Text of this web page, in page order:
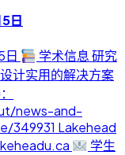
日
日
学术信息 研究
计实用的解决方案
news-and-
349931 Lakehead
学生